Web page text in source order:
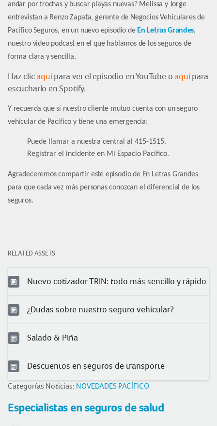
andar por trochas y buscar playas nuevas? Melissa y Jorge
entrevistan a Renzo Zapata, gerente de Negocios Vehiculares de
Pacífico Seguros, en un nuevo episodio de En Letras Grandes,
nuestro video podcast en el que hablamos de los seguros de
forma clara y sencilla.
Haz clicaquípara ver el episodio en YouTube oaquípara
escucharlo en Spotify.
Y recuerda que si nuestro cliente mutuo cuenta con un seguro
vehicular de Pacífico y tiene una emergencia:
Puede llamar a nuestra central al 415-1515.
Registrar el incidente en Mi Espacio Pacífico.
Agradeceremos compartir este episodio de En Letras Grandes
para que cada vez más personas conozcan el diferencial de los
seguros.
RELATED ASSETS
Nuevo cotizador TRIN: todo más sencillo y rápido
¿Dudas sobre nuestro seguro vehicular?
Salado & Piña
Descuentos en seguros de transporte
Categorías Noticias: NOVEDADES PACÍFICO
Especialistas en seguros de salud